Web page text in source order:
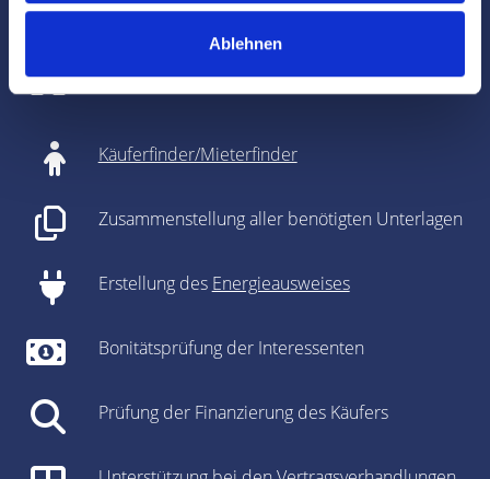
Ablehnen
Auf Wunsch diskreteDirektvermittlung
Objekt-Live-Tracking
Käuferfinder/Mieterfinder
Zusammenstellung aller benötigten Unterlagen
Erstellung des Energieausweises
Bonitätsprüfung der Interessenten
Prüfung der Finanzierung des Käufers